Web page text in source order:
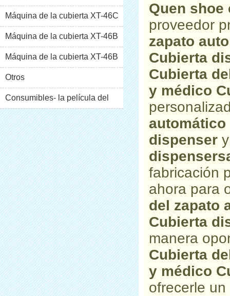
Máquina de la cubierta XT-46C
Máquina de la cubierta XT-46B
(i)Máquina de la cubierta XT-46B
(II)
Otros
Consumibles- la película del
pvc
Quen
proveedor
zapato
Cubierta
Cubierta
y médico
dispenser
fabricación
ahora para
del zapato
Cubierta
manera
Cubierta
y médico
ofrecerle